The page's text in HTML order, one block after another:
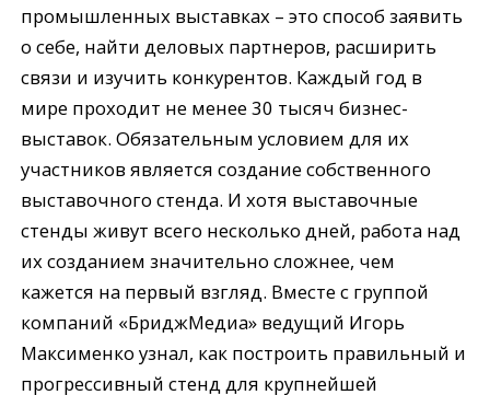
промышленных выставках – это способ заявить
о себе, найти деловых партнеров, расширить
связи и изучить конкурентов. Каждый год в
мире проходит не менее 30 тысяч бизнес-
выставок. Обязательным условием для их
участников является создание собственного
выставочного стенда. И хотя выставочные
стенды живут всего несколько дней, работа над
их созданием значительно сложнее, чем
кажется на первый взгляд. Вместе с группой
компаний «БриджМедиа» ведущий Игорь
Максименко узнал, как построить правильный и
прогрессивный стенд для крупнейшей